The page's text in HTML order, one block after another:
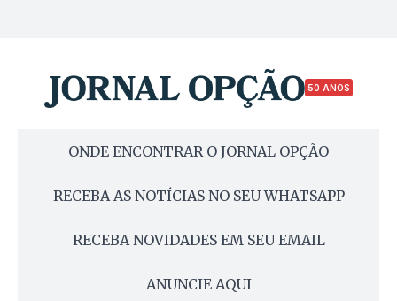
50 ANOS
ONDE ENCONTRAR O JORNAL OPÇÃO
RECEBA AS NOTÍCIAS NO SEU WHATSAPP
RECEBA NOVIDADES EM SEU EMAIL
ANUNCIE AQUI